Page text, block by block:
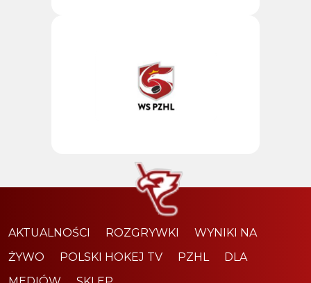
AKTUALNOŚCI ROZGRYWKI
WYNIKI NA
ŻYWO
POLSKI HOKEJ TV PZHL
DLA